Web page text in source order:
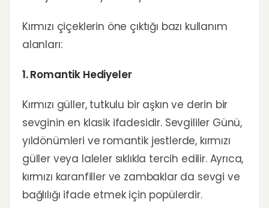
Kırmızı çiçeklerin öne çıktığı bazı kullanım
alanları:
1. Romantik Hediyeler
Kırmızı güller, tutkulu bir aşkın ve derin bir
sevginin en klasik ifadesidir. Sevgililer Günü,
yıldönümleri ve romantik jestlerde, kırmızı
güller veya laleler sıklıkla tercih edilir. Ayrıca,
kırmızı karanfiller ve zambaklar da sevgi ve
bağlılığı ifade etmek için popülerdir.